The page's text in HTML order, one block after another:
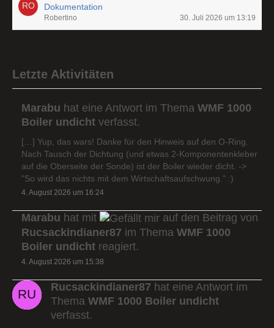
Dokumentation
Robertino 30. Juli 2026 um 13:19
Letzte Aktivitäten
Marabu hat eine Antwort im Thema WMF 1000
Boiler undicht verfasst.
[…] Yup, das wars! Danke für den Hinweis auf den O-Ring.
Nach Tausch der Dichtung (und etwas 2-Komponentenkleber
auf die Oberseite der Sonde) ist der Boiler wieder dicht. ->
"So wird das nichts mit dem Wirtschaftsaufschwung." :)
4. August 2026 um 16:24
Marabu hat mit
auf den Beitrag von
Rucsackindianer87 im Thema WMF 1000
Boiler undicht reagiert.
4. August 2026 um 15:38
Rucsackindianer87 hat eine Antwort im
Thema WMF 1000 Boiler undicht
verfasst.